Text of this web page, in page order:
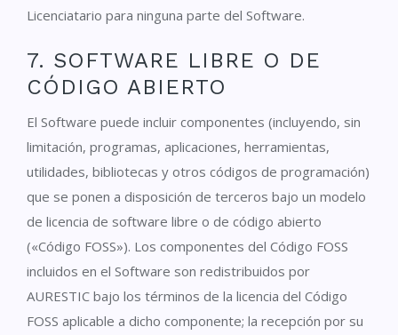
Licenciatario para ninguna parte del Software.
7. SOFTWARE LIBRE O DE
CÓDIGO ABIERTO
El Software puede incluir componentes (incluyendo, sin
limitación, programas, aplicaciones, herramientas,
utilidades, bibliotecas y otros códigos de programación)
que se ponen a disposición de terceros bajo un modelo
de licencia de software libre o de código abierto
(«Código FOSS»). Los componentes del Código FOSS
incluidos en el Software son redistribuidos por
AURESTIC bajo los términos de la licencia del Código
FOSS aplicable a dicho componente; la recepción por su